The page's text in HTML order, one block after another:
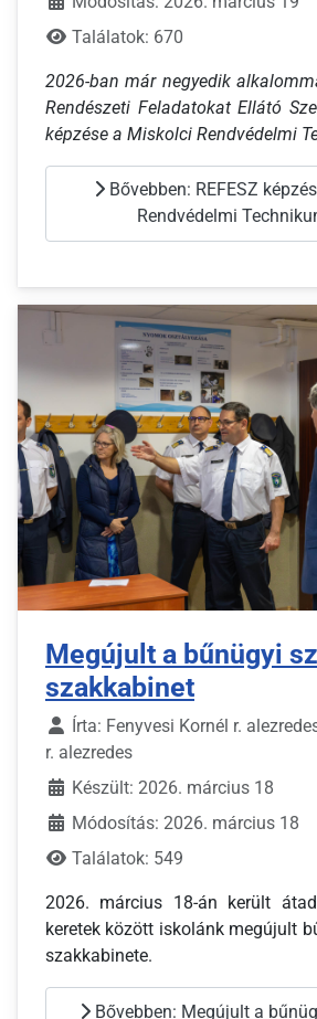
Találatok: 670
2026-ban már negyedik
Rendészeti Feladatokat Ellátó
képzése a Miskolci Rendvédelmi
Bővebben: REFESZ
Rendvédelmi
Megújult a bűnügyi
szakkabinet
Írta: Fenyvesi Kornél r.
r. alezredes
Készült: 2026. március 18
Módosítás: 2026. március 18
Találatok: 549
2026. március 18-án került
keretek között iskolánk megújult
szakkabinete.
Bővebben: Megújult a